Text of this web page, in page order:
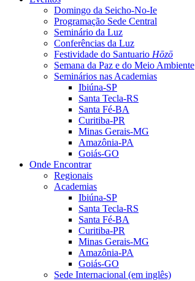
Domingo da Seicho-No-Ie
Programação Sede Central
Seminário da Luz
Conferências da Luz
Festividade do Santuario Hōzō
Semana da Paz e do Meio Ambiente
Seminários nas Academias
Ibiúna-SP
Santa Tecla-RS
Santa Fé-BA
Curitiba-PR
Minas Gerais-MG
Amazônia-PA
Goiás-GO
Onde Encontrar
Regionais
Academias
Ibiúna-SP
Santa Tecla-RS
Santa Fé-BA
Curitiba-PR
Minas Gerais-MG
Amazônia-PA
Goiás-GO
Sede Internacional (em inglês)